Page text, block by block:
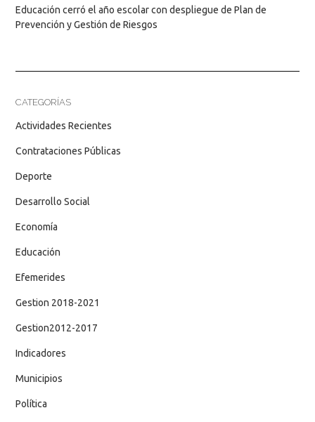
Educación cerró el año escolar con despliegue de Plan de
Prevención y Gestión de Riesgos
CATEGORÍAS
Actividades Recientes
Contrataciones Públicas
Deporte
Desarrollo Social
Economía
Educación
Efemerides
Gestion 2018-2021
Gestion2012-2017
Indicadores
Municipios
Política